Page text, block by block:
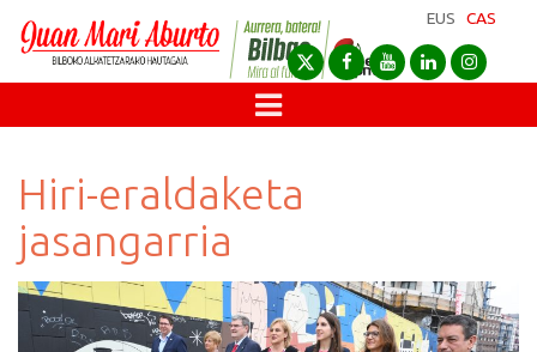
EUS CAS
Hiri-eraldaketa
jasangarria